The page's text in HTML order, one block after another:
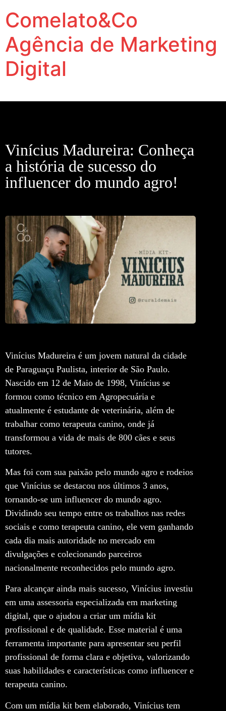
Comelato&Co
Agência de Marketing
Digital
Vinícius Madureira: Conheça
a história de sucesso do
influencer do mundo agro!
Vinícius Madureira é um jovem natural da cidade
de Paraguaçu Paulista, interior de São Paulo.
Nascido em 12 de Maio de 1998, Vinícius se
formou como técnico em Agropecuária e
atualmente é estudante de veterinária, além de
trabalhar como terapeuta canino, onde já
transformou a vida de mais de 800 cães e seus
tutores.
Mas foi com sua paixão pelo mundo agro e rodeios
que Vinícius se destacou nos últimos 3 anos,
tornando-se um influencer do mundo agro.
Dividindo seu tempo entre os trabalhos nas redes
sociais e como terapeuta canino, ele vem ganhando
cada dia mais autoridade no mercado em
divulgações e colecionando parceiros
nacionalmente reconhecidos pelo mundo agro.
Para alcançar ainda mais sucesso, Vinícius investiu
em uma assessoria especializada em marketing
digital, que o ajudou a criar um mídia kit
profissional e de qualidade. Esse material é uma
ferramenta importante para apresentar seu perfil
profissional de forma clara e objetiva, valorizando
suas habilidades e características como influencer e
terapeuta canino.
Com um mídia kit bem elaborado, Vinícius tem